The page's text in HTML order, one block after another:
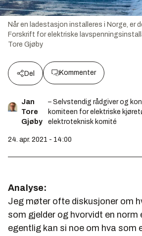
Når en ladestasjon installeres i Norge, er
Forskrift for elektriske
Tore Gjøby
Del Kommenter
Jan
Tore
Gjøby
– Selvstendig rådgiver og
komiteen for elektriske
elektroteknisk komité
24. apr. 2021 - 14:00
Analyse:
Jeg møter ofte diskusjoner om
som gjelder og hvorvidt en norm
egentlig kan si noe om hva som